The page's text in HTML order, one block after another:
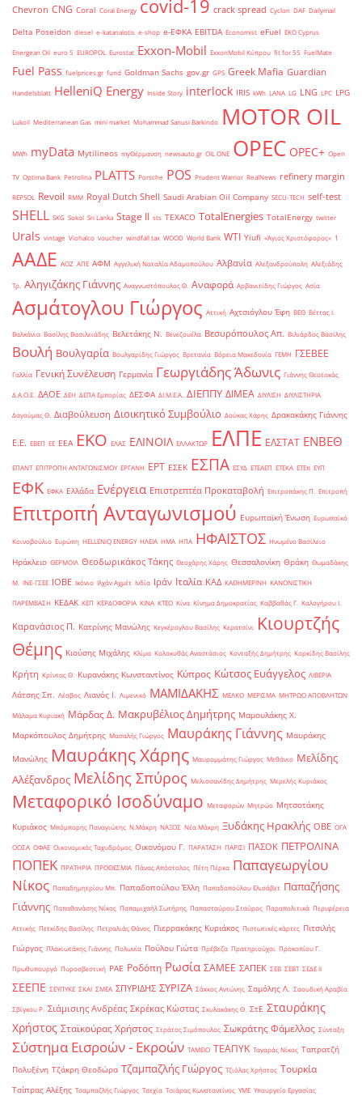
Chevron CNG Coral Coral Energy covid-19 crack spread Cyclon DAF Dailymail
Delta Poseidon diesel e-katanalotis e-shop e-ΕΦΚΑ EBITDA Economist eFuel EKO Cyprus
Energean Oil euro 5 EUROPOL Eurostat Exxon-Mobil ExxonMobil Κύπρου fit for 55 FuelMate
Fuel Pass fuelprices.gr fund Goldman Sachs gov.gr GPS Greek Mafia Guardian
Handelsblatt HelleniQ Energy Inside Story interlock IRIS kWh LANA LG LNG LPC LPG
Lukoil Mediterranean Gas mini market Mohammad Sanusi Barkindo MOTOR OIL
MWh myData Mytilineos myΘέρμανση newsauto.gr OIL ONE OPEC OPEC+ Open
TV Optima Bank Petrolina PLATTS Porsche POS Prudent Warrior RealNews refinery margin
REPSOL Revoil RMM Royal Dutch Shell Saudi Arabian Oil Company SECU-TECH self-test
SHELL SKG Sokol Sri Lanka Stage II sts TEXACO TotalEnergies TotalEnergy twitter
Urals vintage Viohalco voucher windfall tax WOOD World Bank WTI Yiufi «Άγιος Χριστόφορος» ΄1
ΑΑΔΕ ΑΟΖ ΑΠΕ ΑΦΜ Αγγελική Ναταλία Αδαμοπούλου Αλβανία Αλεξανδρούπολη Αλεξιάδης
Τρ. Αληγιζάκης Γιάννης Αναγνωστόπουλος Θ. Αναφορά Αρβανιτίδης Γιώργος Ασία
Ασμάτογλου Γιώργος Αττική Αχτσιόγλου Έφη ΒΕΘ Βέττας Ι.
Βαλκάνια Βασίλης Βασιλειάδης Βελετάκης Ν. Βενεζουέλα Βεσυρόπουλος Απ. Βιλιάρδος Βασίλης
Βουλή Βουλγαρία Βουλγαρίδης Γιώργος Βρετανία Βόρεια Μακεδονία ΓΕΜΗ ΓΣΕΒΕΕ
Γαλλία Γενική Συνέλευση Γερμανία Γεωργιάδης Άδωνις Γιάννης Θεοτοκάς
Δ.Α.Ο.Ε. ΔΑΟΕ ΔΕΗ ΔΕΠΑ Εμπορίας ΔΕΣΦΑ ΔΙ.Μ.Ε.Α. ΔΙΕΠΠΥ ΔΙΜΕΑ ΔΙΥΛΙΣΗ ΔΙΥΛΙΣΤΗΡΙΑ
Δαγούμας Θ. Διαβούλευση Διοικητικό Συμβούλιο Δούκας Χάρης Δρακακάκης Γιάννης
Ε.Ε. ΕΒΕΠ ΕΕ ΕΕΑ ΕΚΟ ΕΛΑΣ ΕΛΙΝΟΙΛ ΕΛΛΑΚΤΩΡ ΕΛΠΕ ΕΛΣΤΑΤ ΕΝΒΕΘ
ΕΠΑΝΤ ΕΠΙΤΡΟΠΗ ΑΝΤΑΓΩΝΙΣΜΟΥ ΕΡΓΑΝΗ ΕΡΤ ΕΣΕΚ ΕΣΠΑ ΕΣΥΔ ΕΤΕΑΕΠ ΕΤΕΚΑ ΕΤΕπ ΕΥΠ
ΕΦΚ ΕΦΚΑ Ελλάδα Ενέργεια Επιστρεπτέα Προκαταβολή Επιτροπάκης Π. Επιτροπή
Επιτροπή Ανταγωνισμού Ευρωπαϊκή Ένωση Ευρωπαϊκό
Κοινοβούλιο Ευρώπη ΗELLENiQ ENERGY ΗΛΕΙΑ ΗΜΑ ΗΠΑ ΗΦΑΙΣΤΟΣ Ηνωμένο Βασίλειο
Ηράκλειο ΘΕΡΜΟΙΛ Θεοδωρικάκος Τάκης Θεοχάρης Χάρης Θεσσαλονίκη Θράκη Θωμαδάκης
Μ. ΙΝΕ-ΓΣΕΕ ΙΟΒΕ Ικόνιο Ιλχάν Αχμέτ Ινδία Ιράν Ιταλία ΚΑΔ ΚΑΘΗΜΕΡΙΝΗ ΚΑΝΟΝΙΣΤΙΚΗ
ΠΑΡΕΜΒΑΣΗ ΚΕΔΑΚ ΚΕΠ ΚΕΡΔΟΦΟΡΙΑ ΚΙΝΑ ΚΤΕΟ Κίνα Κίνημα Δημοκρατίας Καββαθάς Γ. Καλογήρου Ι.
Καρανάσιος Π. Κατρίνης Μανώλης Κεγκέρογλου Βασίλης Κερατσίνι
Κιουρτζής
Θέμης Κιούσης Μιχάλης Κλίμα Κολοκυθάς Αναστάσιος Κονταξής Δημήτρης Κορκίδης Βασίλης
Κρήτη Κρίντας Θ. Κυρανάκης Κωνσταντίνος Κύπρος Κώτσος Ευάγγελος ΛΙΒΕΡΙΑ
Λάτσης Σπ. Λέσβος Λιανός Ι. Λιμενικό ΜΑΜΙΔΑΚΗΣ ΜΕΛΚΟ ΜΕΡΙΣΜΑ ΜΗΤΡΩΟ ΑΠΟΒΛΗΤΩΝ
Μάλαμα Κυριακή Μάρδας Δ. Μακρυβέλιος Δημήτρης Μαμουλάκης Χ.
Μαρκόπουλος Δημήτρης Μασαλής Γιώργος Μαυράκης Γιάννης Μαυράκης
Μανώλης Μαυράκης Χάρης Μαυρομμάτης Γιώργος Μεθάνιο Μελίδης
Αλέξανδρος Μελίδης Σπύρος Μελισσανίδης Δημήτρης Μερελής Κυριάκος
Μεταφορικό Ισοδύναμο Μεταφορών Μητρώο Μητσοτάκης
Κυριάκος Μπόμπορης Παναγιώτης Ν.Μάκρη ΝΑΞΟΣ Νέα Μάκρη Ξυδάκης Ηρακλής ΟΒΕ ΟΓΑ
ΟΟΣΑ ΟΦΑΕ Οικονομικός Ταχυδρόμος Οικονόμου Γ. ΠΑΡΑΤΑΣΗ ΠΑΡΙΣΙ ΠΑΣΟΚ ΠΕΤΡΟΛΙΝΑ
ΠΟΠΕΚ ΠΡΑΤΗΡΙΑ ΠΡΟΘΕΣΜΙΑ Πάνας Απόστολος Πέτη Πέρκα Παπαγεωργίου
Νίκος Παπαδημητρίου Μπ. Παπαδοπούλου Έλλη Παπαδοπούλου Ελισάβετ Παπαζήσης
Γιάννης Παπαθανάσης Νίκος Παπαμιχαήλ Σωτήρης Παπασταύρου Σταύρος Παραπολιτικά Περιφέρεια
Αττικής Πετκίδης Βασίλης Πετραλιάς Θάνος Πιερρακάκης Κυριάκος Πιστωτικές κάρτες Πιτσιλής
Γιώργος Πλακιωτάκης Γιάννης Πολωνία Πούλου Γιώτα Πρέβεζα Πρατηριούχοι Προκοπίου Γ.
Πρωθυπουργό Πυροσβεστική ΡΑΕ Ροδόπη Ρωσία ΣΑΜΕΕ ΣΑΠΕΚ ΣΕΒ ΣΕΒΤ ΣΕΔΕ ΙΙ
ΣΕΕΠΕ ΣΕΥΠΥΚΕ ΣΚΑΙ ΣΜΕΑ ΣΠΥΡΙΔΗΣ ΣΥΡΙΖΑ Σάκκος Αντώνης Σαμόλης Λ. Σαουδική Αραβία
Σβίγκου Ρ. Σιάμισιης Ανδρέας Σκρέκας Κώστας Σκυλακάκης Θ. ΣτΕ Σταυράκης
Χρήστος Σταϊκούρας Χρήστος Στράτος Σιμόπουλος Σωκράτης Φάμελλος Σύνταξη
Σύστημα Εισροών - Εκροών ΤΑΜΕΙΟ ΤΕΑΠΥΚ Ταγαράς Νίκος Ταπρατζή
Πολυξένη Τζάκρη Θεοδώρα Τζαμπαζλής Γιώργος Τζιόλας Χρήστος Τουρκία
Τσίπρας Αλέξης Τσαμπαζλής Γιώργος Τσεχία Τσιάρας Κωνσταντίνος ΥΜΕ Υπουργείο Εργασίας